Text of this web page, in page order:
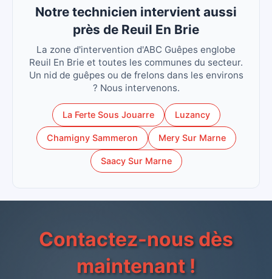
Notre technicien intervient aussi
près de Reuil En Brie
La zone d'intervention d'ABC Guêpes englobe
Reuil En Brie et toutes les communes du secteur.
Un nid de guêpes ou de frelons dans les environs
? Nous intervenons.
La Ferte Sous Jouarre Luzancy
Chamigny Sammeron Mery Sur Marne
Saacy Sur Marne
Contactez-nous dès
maintenant !